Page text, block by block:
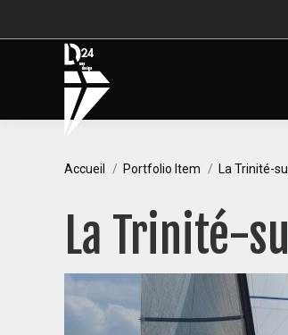
Accueil Portfolio Item La Trinité-
La Trinité-